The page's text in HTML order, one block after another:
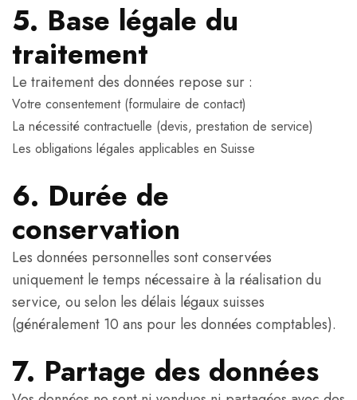
5. Base légale du
traitement
Le traitement des données repose sur :
Votre consentement (formulaire de contact)
La nécessité contractuelle (devis, prestation de service)
Les obligations légales applicables en Suisse
6. Durée de
conservation
Les données personnelles sont conservées
uniquement le temps nécessaire à la réalisation du
service, ou selon les délais légaux suisses
(généralement 10 ans pour les données comptables).
7. Partage des données